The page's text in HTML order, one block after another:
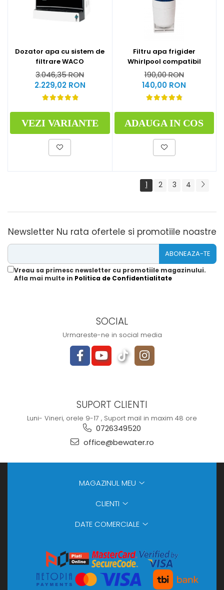
Dozator apa cu sistem de
filtrare WACO
3.046,35 RON
2.229,02 RON
VEZI VARIANTE
Filtru apa frigider
Whirlpool compatibil
190,00 RON
140,00 RON
ADAUGA IN COS
1 2 3 4
Newsletter Nu rata ofertele si promotiile noastre
Vreau sa primesc newsletter cu promotiile magazinului.
Afla mai multe in Politica de Confidentialitate
SOCIAL
Urmareste-ne in social media
SUPORT CLIENTI
Luni- Vineri, orele 9-17 , Suport mail in maxim 48 ore
0726349520
office@bewater.ro
MAGAZINUL MEU
CLIENTI
DATE COMERCIALE